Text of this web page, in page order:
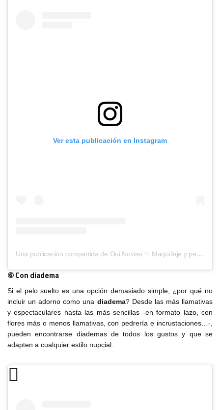
Ver esta publicación en Instagram
Una publicación compartida de Oui Novias ✨ Maquillaje y peluqueria para novias (@oui_novias)
⑥ Con diadema
Si el pelo suelto es una opción demasiado simple, ¿por qué no
incluir un adorno como una diadema? Desde las más llamativas
y espectaculares hasta las más sencillas -en formato lazo, con
flores más o menos llamativas, con pedrería e incrustaciones…-,
pueden encontrarse diademas de todos los gustos y que se
adapten a cualquier estilo nupcial.